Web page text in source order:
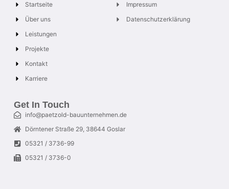
Startseite
Über uns
Leistungen
Projekte
Kontakt
Karriere
Impressum
Datenschutzerklärung
Get In Touch
info@paetzold-bauunternehmen.de
Dörntener Straße 29, 38644 Goslar
05321 / 3736-99
05321 / 3736-0